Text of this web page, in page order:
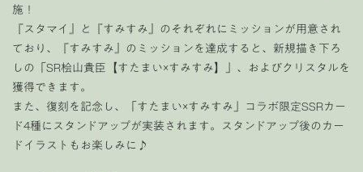
施！
『スタマイ』と『すみすみ』のそれぞれにミッションが用意され
ており、『すみすみ』のミッションを達成すると、新規描き下ろ
しの「SR桧山貴臣【すたまい×すみすみ】」、およびクリスタルを
獲得できます。
また、復刻を記念し、「すたまい×すみすみ」コラボ限定SSRカー
ド4種にスタンドアップが実装されます。スタンドアップ後のカー
ドイラストもお楽しみに♪